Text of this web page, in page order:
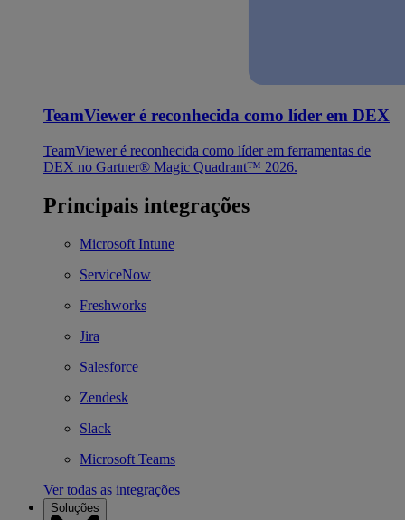
TeamViewer é reconhecida como líder em DEX
TeamViewer é reconhecida como líder em ferramentas de
DEX no Gartner® Magic Quadrant™ 2026.
Principais integrações
Microsoft Intune
ServiceNow
Freshworks
Jira
Salesforce
Zendesk
Slack
Microsoft Teams
Ver todas as integrações
Soluções